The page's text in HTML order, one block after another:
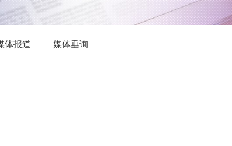
体报道 媒体垂询